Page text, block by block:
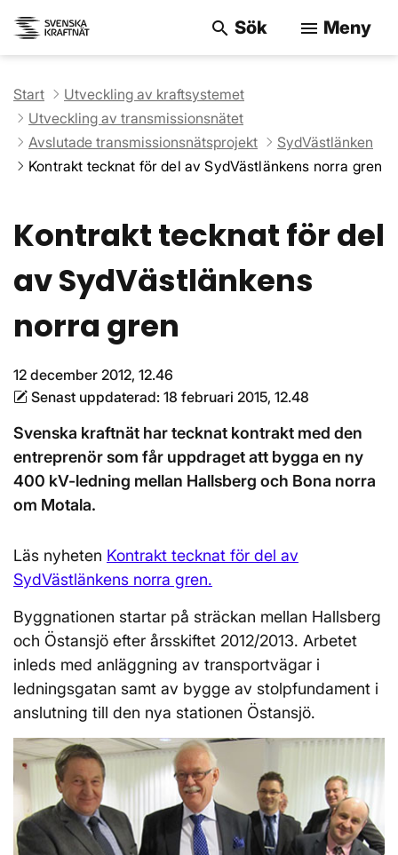
search Sök menu Meny
Start
Utveckling av kraftsystemet
Utveckling av transmissionsnätet
Avslutade transmissionsnätsprojekt
SydVästlänken
Kontrakt tecknat för del av SydVästlänkens norra gren
Kontrakt tecknat för del
av SydVästlänkens
norra gren
12 december 2012, 12.46
Senast uppdaterad: 18 februari 2015, 12.48
Svenska kraftnät har tecknat kontrakt med den
entreprenör som får uppdraget att bygga en ny
400 kV-ledning mellan Hallsberg och Bona norra
om Motala.
Läs nyheten Kontrakt tecknat för del av
SydVästlänkens norra gren.
Byggnationen startar på sträckan mellan Hallsberg
och Östansjö efter årsskiftet 2012/2013. Arbetet
inleds med anläggning av transportvägar i
ledningsgatan samt av bygge av stolpfundament i
anslutning till den nya stationen Östansjö.